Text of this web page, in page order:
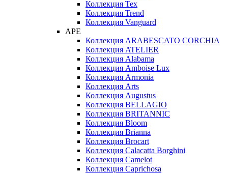
Коллекция Tex
Коллекция Trend
Коллекция Vanguard
APE
Коллекция ARABESCATO CORCHIA
Коллекция ATELIER
Коллекция Alabama
Коллекция Amboise Lux
Коллекция Armonia
Коллекция Arts
Коллекция Augustus
Коллекция BELLAGIO
Коллекция BRITANNIC
Коллекция Bloom
Коллекция Brianna
Коллекция Brocart
Коллекция Calacatta Borghini
Коллекция Camelot
Коллекция Caprichosa